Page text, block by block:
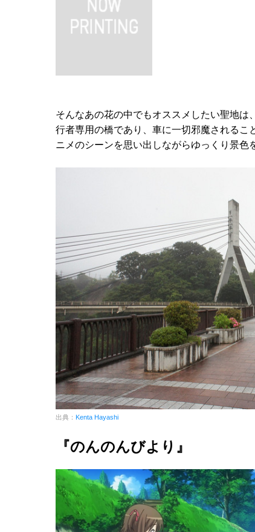
そんなあの花の中でもオススメしたい聖地
行者専用の橋であり、車に一切邪魔されるこ
ニメのシーンを思い出しながらゆっくり景色
出典： Kenta Hayashi
『のんのんびより』